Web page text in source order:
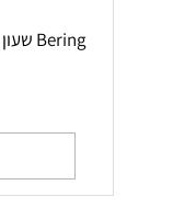
Bering שעון ברינג לאישה מקולקציית ALLURE.